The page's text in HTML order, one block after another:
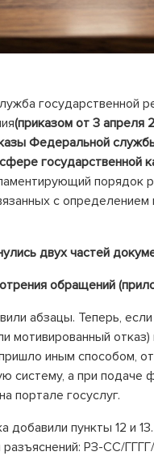
государственной
(приказом от 3
Федеральной
государственной
порядок
с
двух частей
обращений
абзацы. Теперь,
мотивированный
иным способом,
систему, а при
портале госуслуг.
добавили пункты 12 и
разъяснений: РЗ-СС/